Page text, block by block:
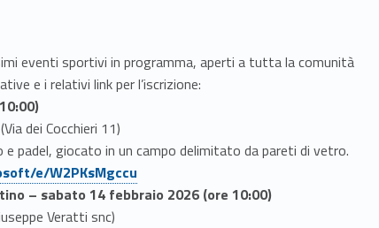
eventi sportivi in programma, aperti a tutta la comunità
e i relativi link per l’iscrizione:
dei Cocchieri 11)
padel, giocato in un campo delimitato da pareti di vetro.
e/W2PKsMgccu
– sabato 14 febbraio 2026 (ore 10:00)
Veratti snc)